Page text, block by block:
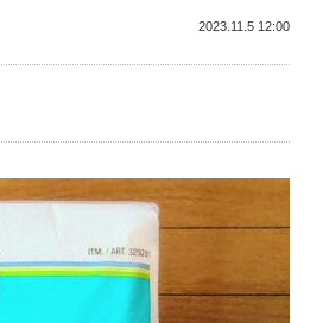
2023.11.5 12:00